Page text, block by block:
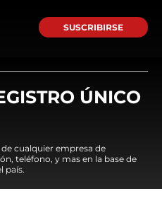
SUSCRIBIRSE
ÚNICO
cualquier empresa de
teléfono, y mas en la base de
país.